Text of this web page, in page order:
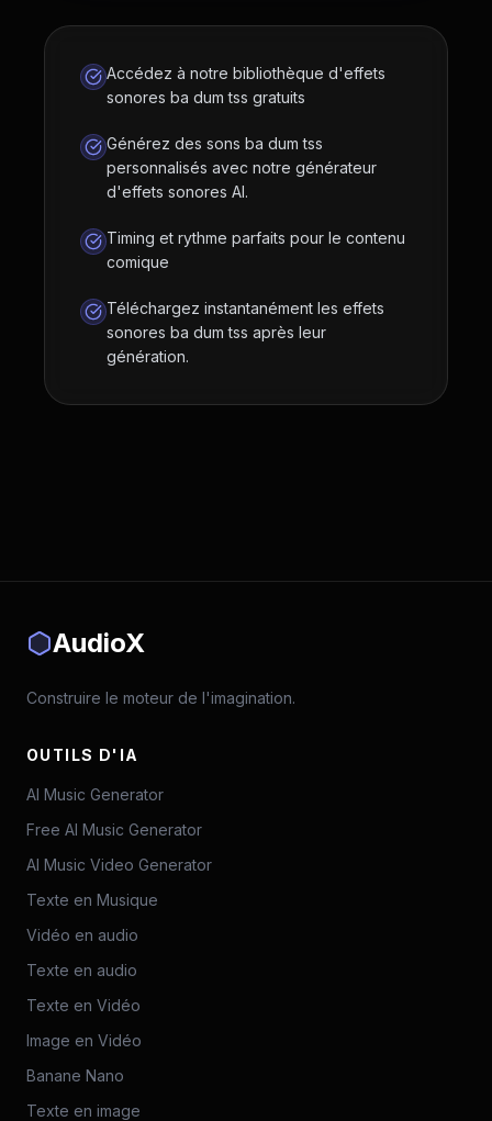
Accédez à notre bibliothèque d'effets
sonores ba dum tss gratuits
Générez des sons ba dum tss
personnalisés avec notre générateur
d'effets sonores AI.
Timing et rythme parfaits pour le contenu
comique
Téléchargez instantanément les effets
sonores ba dum tss après leur
génération.
AudioX
Construire le moteur de l'imagination.
OUTILS D'IA
AI Music Generator
Free AI Music Generator
AI Music Video Generator
Texte en Musique
Vidéo en audio
Texte en audio
Texte en Vidéo
Image en Vidéo
Banane Nano
Texte en image